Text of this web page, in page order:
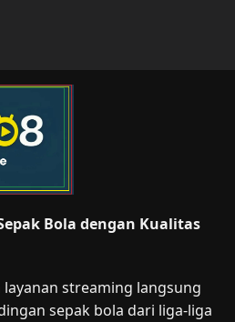
Bola dengan Kualitas
streaming langsung
sepak bola dari liga-liga